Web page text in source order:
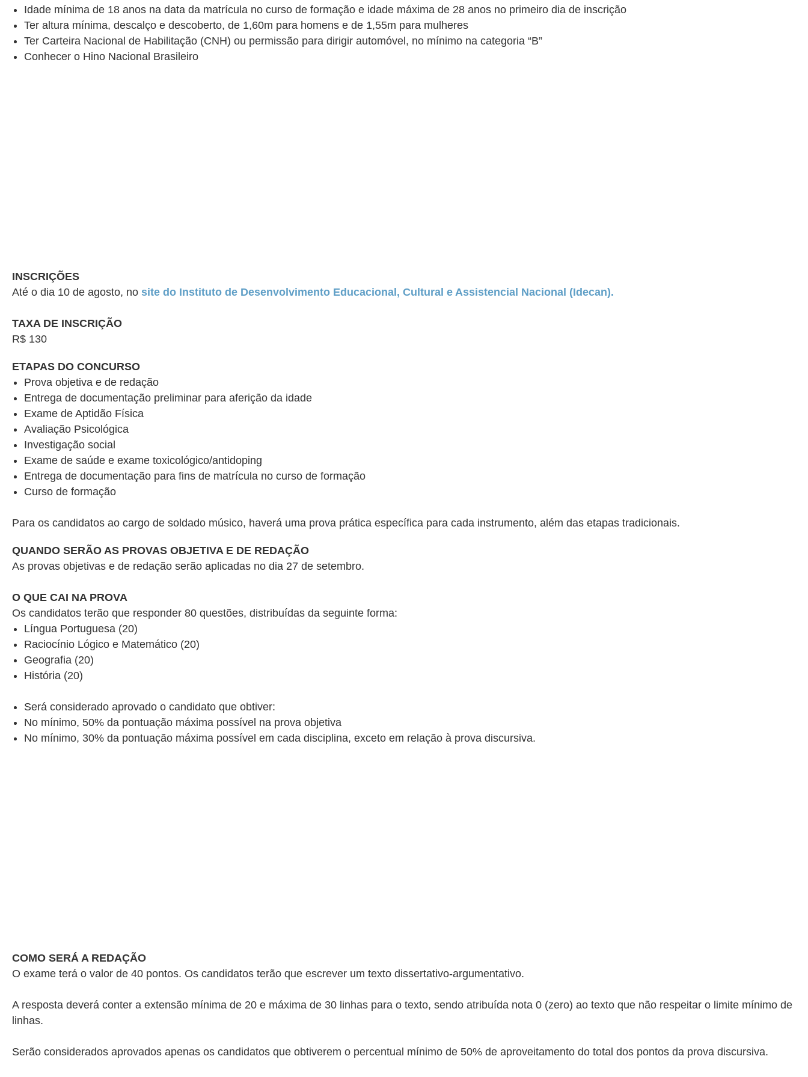
Idade mínima de 18 anos na data da matrícula no curso de formação e idade máxima de 28 anos no primeiro dia de inscrição
Ter altura mínima, descalço e descoberto, de 1,60m para homens e de 1,55m para mulheres
Ter Carteira Nacional de Habilitação (CNH) ou permissão para dirigir automóvel, no mínimo na categoria “B”
Conhecer o Hino Nacional Brasileiro
INSCRIÇÕES
Até o dia 10 de agosto, no site do Instituto de Desenvolvimento Educacional, Cultural e Assistencial Nacional (Idecan).
TAXA DE INSCRIÇÃO
R$ 130
ETAPAS DO CONCURSO
Prova objetiva e de redação
Entrega de documentação preliminar para aferição da idade
Exame de Aptidão Física
Avaliação Psicológica
Investigação social
Exame de saúde e exame toxicológico/antidoping
Entrega de documentação para fins de matrícula no curso de formação
Curso de formação
Para os candidatos ao cargo de soldado músico, haverá uma prova prática específica para cada instrumento, além das etapas tradicionais.
QUANDO SERÃO AS PROVAS OBJETIVA E DE REDAÇÃO
As provas objetivas e de redação serão aplicadas no dia 27 de setembro.
O QUE CAI NA PROVA
Os candidatos terão que responder 80 questões, distribuídas da seguinte forma:
Língua Portuguesa (20)
Raciocínio Lógico e Matemático (20)
Geografia (20)
História (20)
Será considerado aprovado o candidato que obtiver:
No mínimo, 50% da pontuação máxima possível na prova objetiva
No mínimo, 30% da pontuação máxima possível em cada disciplina, exceto em relação à prova discursiva.
COMO SERÁ A REDAÇÃO
O exame terá o valor de 40 pontos. Os candidatos terão que escrever um texto dissertativo-argumentativo.
A resposta deverá conter a extensão mínima de 20 e máxima de 30 linhas para o texto, sendo atribuída nota 0 (zero) ao texto que não respeitar o limite mínimo de
linhas.
Serão considerados aprovados apenas os candidatos que obtiverem o percentual mínimo de 50% de aproveitamento do total dos pontos da prova discursiva.